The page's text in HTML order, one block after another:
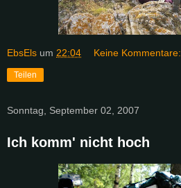
EbsEls um 22:04 Keine Kommentare:
Teilen
Sonntag, September 02, 2007
Ich komm' nicht hoch